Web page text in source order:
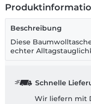
Beschreibung
Diese
echter
Schnelle
Wir liefern mit